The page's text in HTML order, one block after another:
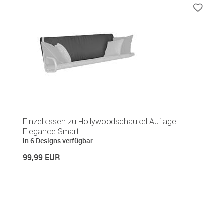
Einzelkissen zu Hollywoodschaukel Auflage
Elegance Smart
in 6 Designs verfügbar
99,99 EUR